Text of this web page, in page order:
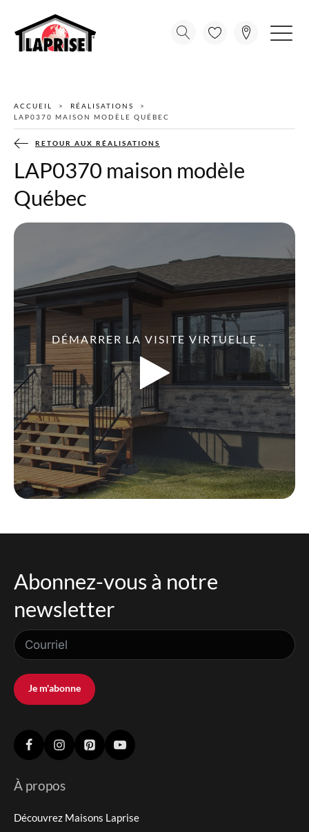
ACCUEIL
RÉALISATIONS
LAP0370 MAISON MODÈLE QUÉBEC
RETOUR AUX RÉALISATIONS
LAP0370 maison modèle
Québec
DÉMARRER LA VISITE VIRTUELLE
Abonnez-vous à notre
newsletter
Je m'abonne
À propos
Découvrez Maisons Laprise